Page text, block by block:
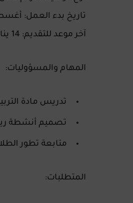
تاريخ بدء العمل: أغسطس
آخر موعد للتقديم:
المهام والمسؤوليات:
تدريس مادة
تصميم أنشطة
متابعة تطور
المتطلبات: